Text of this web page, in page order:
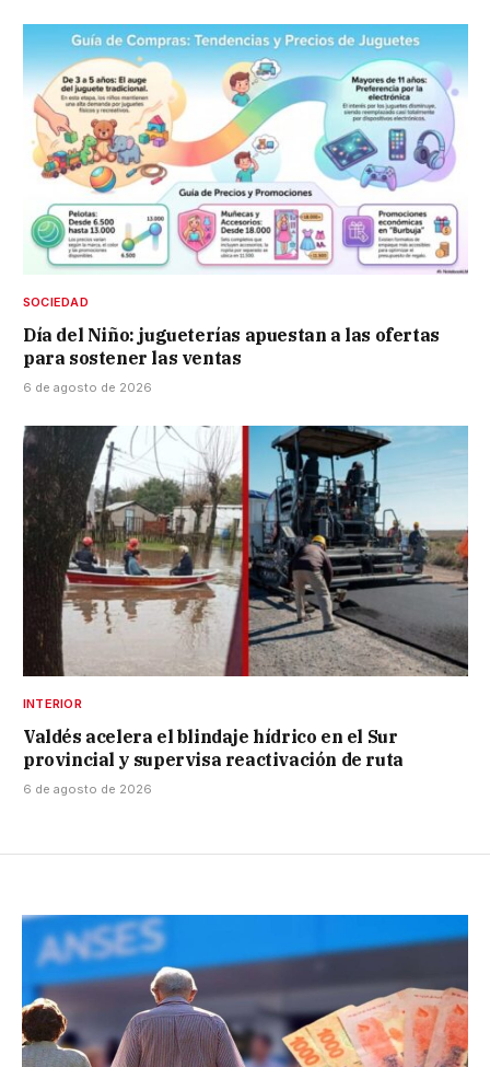
SOCIEDAD
Día del Niño: jugueterías apuestan a las ofertas
para sostener las ventas
6 de agosto de 2026
INTERIOR
Valdés acelera el blindaje hídrico en el Sur
provincial y supervisa reactivación de ruta
6 de agosto de 2026